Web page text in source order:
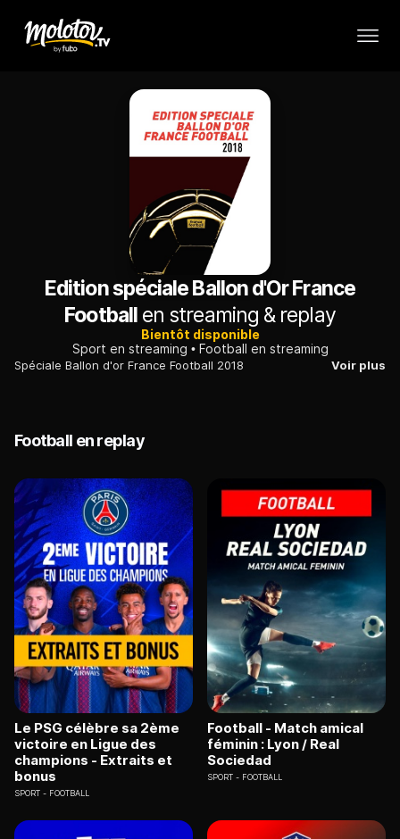
Edition spéciale Ballon d'Or France
Footballen streaming & replay
Bientôt disponible
Sport en streaming
Football en streaming
Spéciale Ballon d'or France Football 2018 Voir plus
Football en replay
Le PSG célèbre sa 2ème
victoire en Ligue des
champions - Extraits et
bonus
SPORT FOOTBALL
Football - Match amical
féminin : Lyon / Real
Sociedad
SPORT FOOTBALL